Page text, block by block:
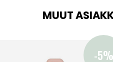
MUUT